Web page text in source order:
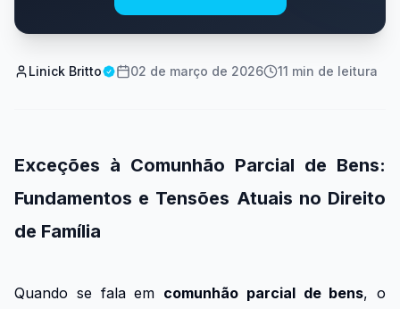
Linick Britto 02 de março de 2026 11 min de leitura
Exceções à Comunhão Parcial de Bens:
Fundamentos e Tensões Atuais no Direito
de Família
Quando se fala em comunhão parcial de bens, o